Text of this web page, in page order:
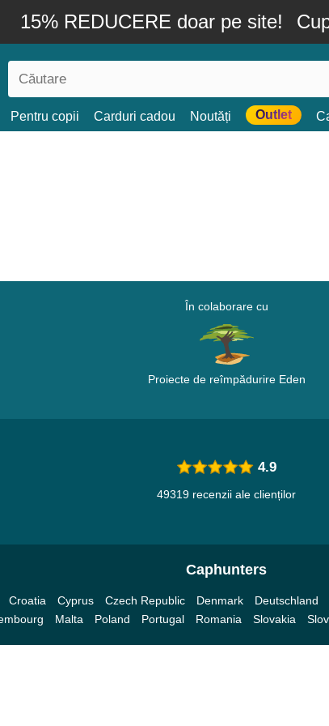
15% REDUCERE doar pe site!
Pentru copii Carduri cadou Noutăți Outlet
În colaborare cu
Proiecte de reîmpădurire Eden
4.9
49319 recenzii ale clienților
Caphunters
Croatia Cyprus Czech Republic Denmark Deutschland
Malta Poland Portugal Romania Slovakia